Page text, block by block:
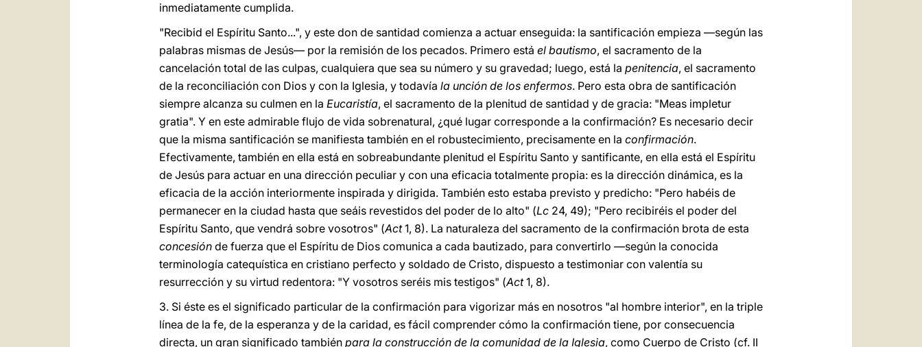
inmediatamente cumplida.
"Recibid el Espíritu Santo...", y este don de santidad comienza a actuar enseguida: la santificación empieza —según las
palabras mismas de Jesús— por la remisión de los pecados. Primero está el bautismo, el sacramento de la
cancelación total de las culpas, cualquiera que sea su número y su gravedad; luego, está la penitencia, el sacramento
de la reconciliación con Dios y con la Iglesia, y todavía la unción de los enfermos. Pero esta obra de santificación
siempre alcanza su culmen en la Eucaristía, el sacramento de la plenitud de santidad y de gracia: "Meas impletur
gratia". Y en este admirable flujo de vida sobrenatural, ¿qué lugar corresponde a la confirmación? Es necesario decir
que la misma santificación se manifiesta también en el robustecimiento, precisamente en la confirmación.
Efectivamente, también en ella está en sobreabundante plenitud el Espíritu Santo y santificante, en ella está el Espíritu
de Jesús para actuar en una dirección peculiar y con una eficacia totalmente propia: es la dirección dinámica, es la
eficacia de la acción interiormente inspirada y dirigida. También esto estaba previsto y predicho: "Pero habéis de
permanecer en la ciudad hasta que seáis revestidos del poder de lo alto" (Lc 24, 49); "Pero recibiréis el poder del
Espíritu Santo, que vendrá sobre vosotros" (Act1, 8). La naturaleza del sacramento de la confirmación brota de esta
concesión de fuerza que el Espíritu de Dios comunica a cada bautizado, para convertirlo —según la conocida
terminología catequística en cristiano perfecto y soldado de Cristo, dispuesto a testimoniar con valentía su
resurrección y su virtud redentora: "Y vosotros seréis mis testigos" (Act1, 8).
3. Si éste es el significado particular de la confirmación para vigorizar más en nosotros "al hombre interior", en la triple
línea de la fe, de la esperanza y de la caridad, es fácil comprender cómo la confirmación tiene, por consecuencia
directa, un gran significado también para la construcción de la comunidad de la Iglesia, como Cuerpo de Cristo (cf. II